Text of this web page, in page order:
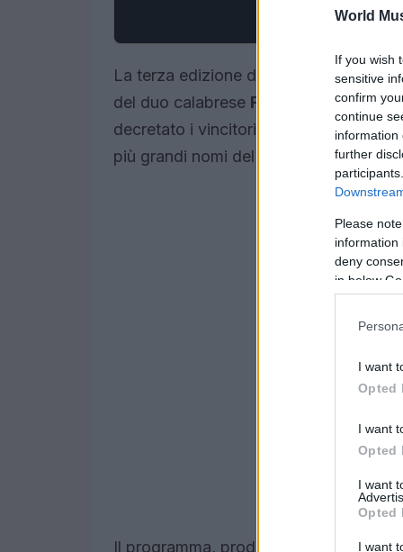
World
If you wish
sensitive
confirm
continue
information
further
Please
information
deny
in below
I want
Opted
I want
Opted
I want
Opted
I want
La terza edizione di Nuova Scenail
del duo calabrese Flextony e
decretato i vincitori con un premio di
più grandi nomi del rap italiano.
Il programma, prodotto da Fremantle